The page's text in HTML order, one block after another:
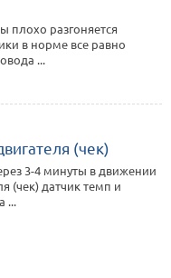
плохо разгоняется
в норме все равно
...
(чек)
3-4 минуты в движении
(чек) датчик темп и
...